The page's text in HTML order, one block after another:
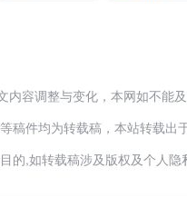
容调整与变化，本网如不能
稿件均为转载稿，本站转载
的,如转载稿涉及版权及个人